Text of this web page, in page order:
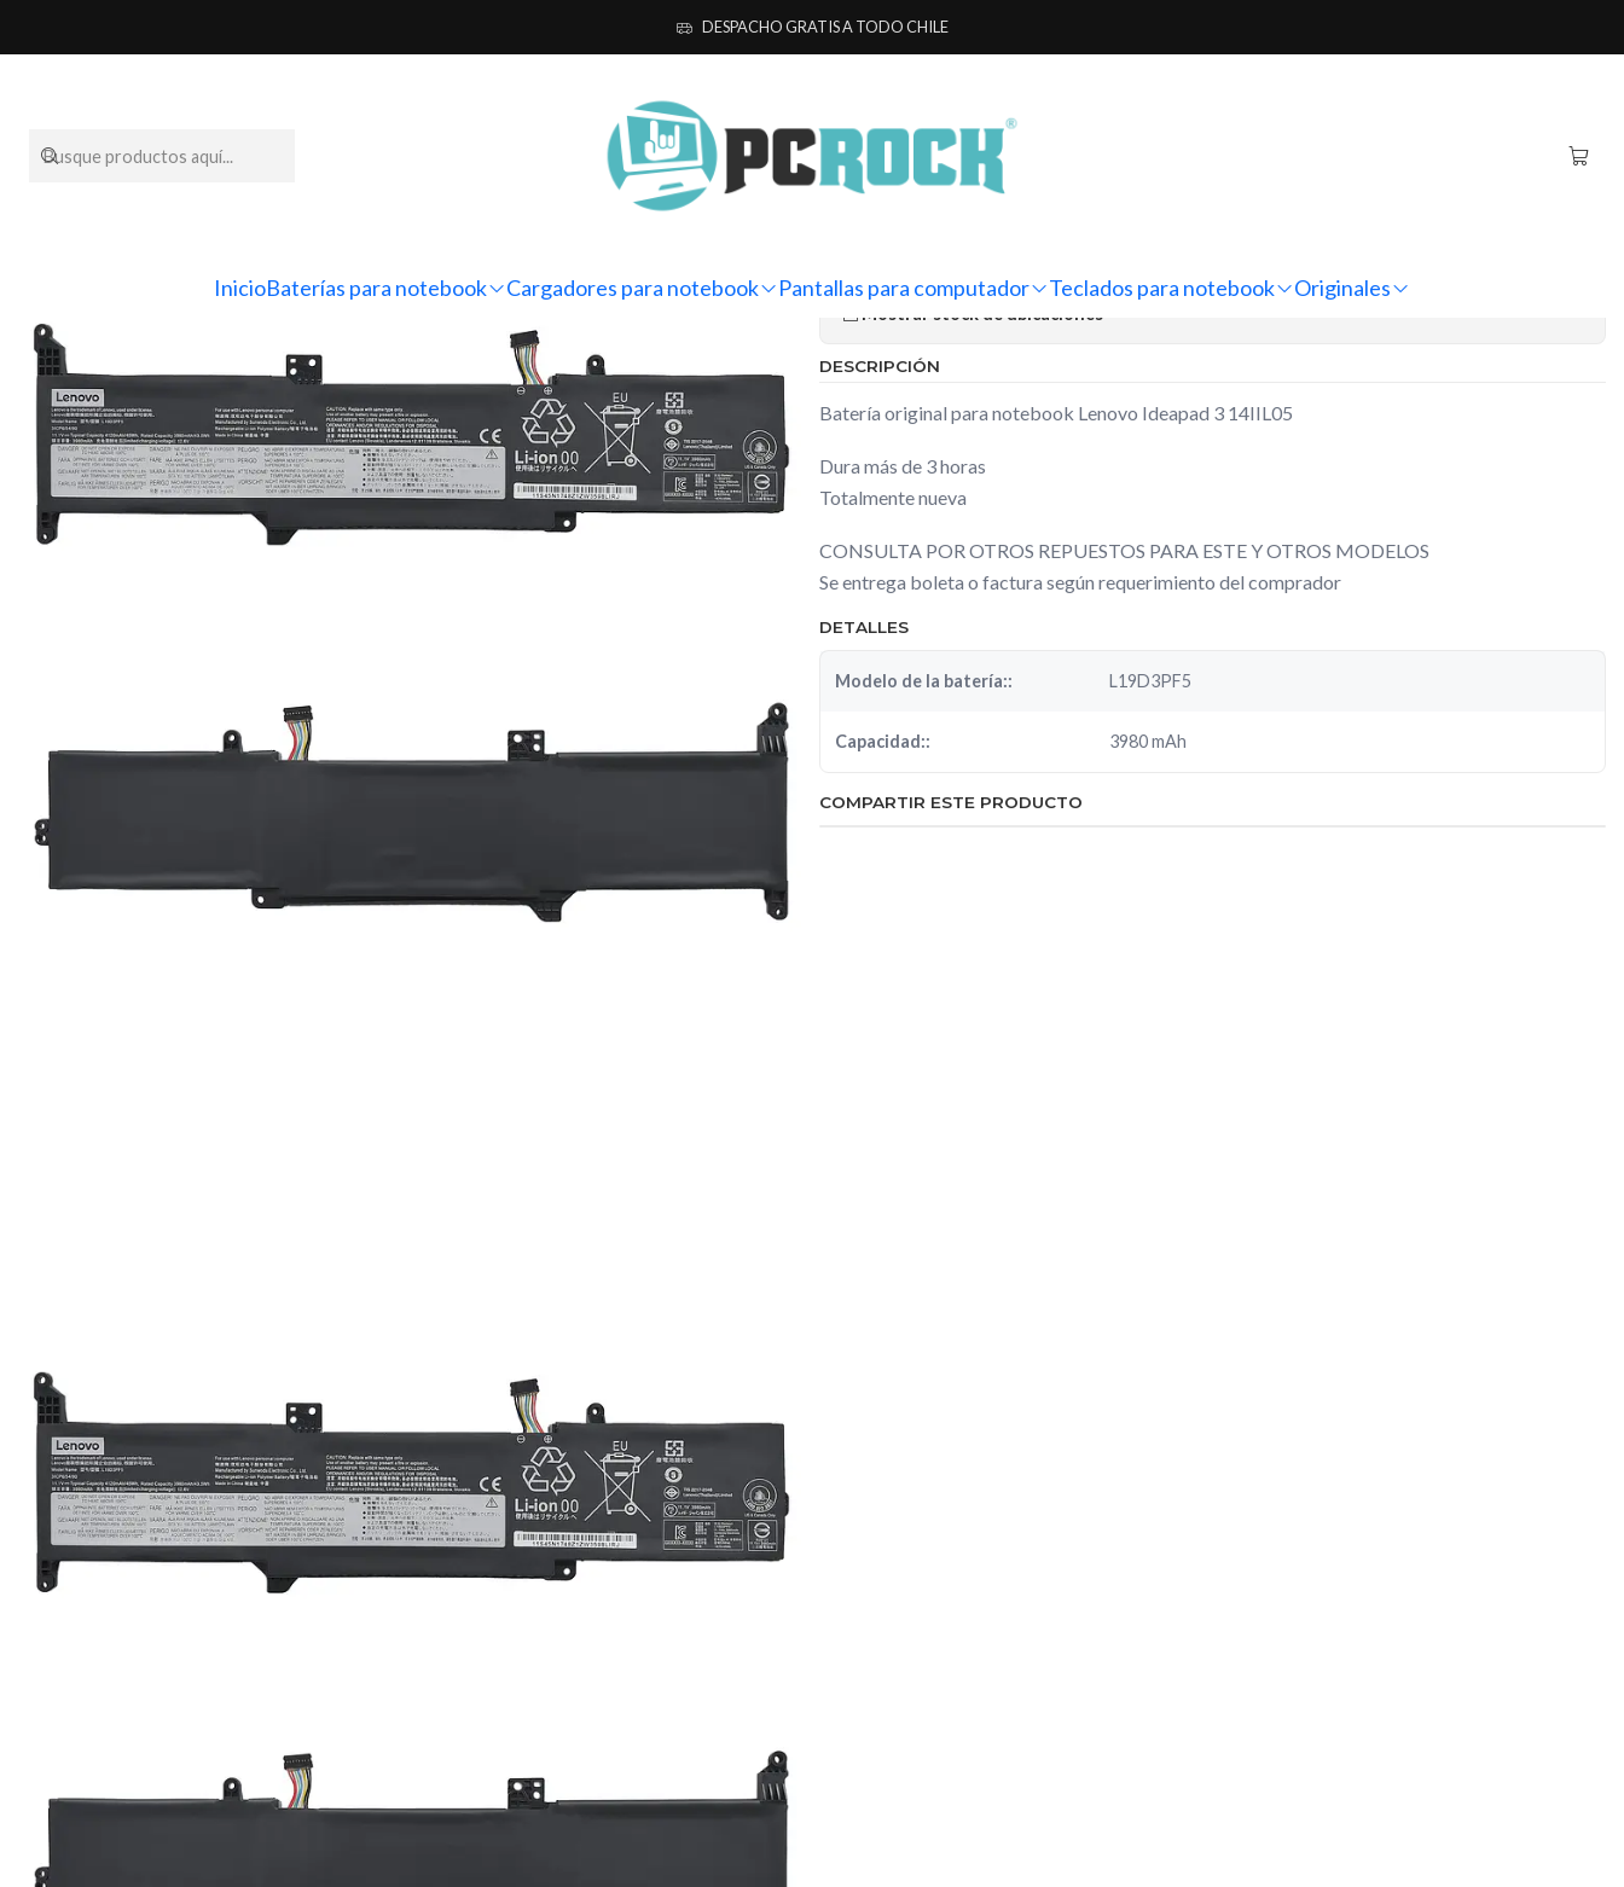
InicioBaterías para notebook Cargadores para notebook Pantallas para computador Teclados para notebook Originales
DESPACHO GRATIS A TODO CHILE
Lenovo Batería Original Notebook Lenovo Ideapad 3 14IIL05 (L19D3PF5)
Batería Original Notebook Lenovo
Ideapad 3 14IIL05 (L19D3PF5)
Mostrar stock de ubicaciones
DESCRIPCIÓN
Batería original para notebook Lenovo Ideapad 3 14IIL05
Dura más de 3 horas
Totalmente nueva
CONSULTA POR OTROS REPUESTOS PARA ESTE Y OTROS MODELOS
Se entrega boleta o factura según requerimiento del comprador
DETALLES
Modelo de la batería:: L19D3PF5
Capacidad:: 3980 mAh
COMPARTIR ESTE PRODUCTO